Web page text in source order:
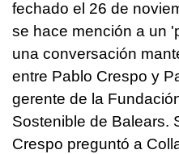
fechado el 26 de
se hace mención a un
una conversación
entre Pablo Crespo y
gerente de la
Sostenible de Balears.
Crespo preguntó a